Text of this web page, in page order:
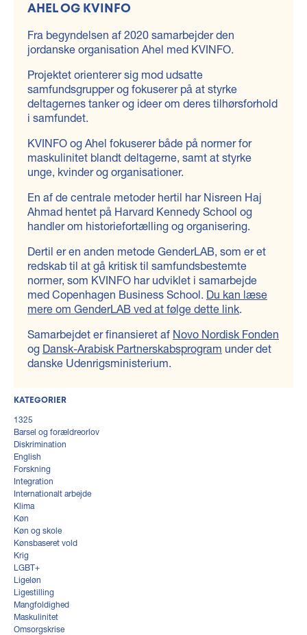
KATEGORIER
1325
Barsel og forældreorlov
Diskrimination
English
Forskning
Integration
Internationalt arbejde
Klima
Køn
Køn og skole
Kønsbaseret vold
Krig
LGBT+
Ligeløn
Ligestilling
Mangfoldighed
Maskulinitet
Omsorgskrise
AHEL OG KVINFO
Fra begyndelsen af 2020 samarbejder den
jordanske organisation Ahel med KVINFO.
Projektet orienterer sig mod udsatte
samfundsgrupper og fokuserer på at styrke
deltagernes tanker og ideer om deres tilhørsforhold
i samfundet.
KVINFO og Ahel fokuserer både på normer for
maskulinitet blandt deltagerne, samt at styrke
unge, kvinder og organisationer.
En af de centrale metoder hertil har Nisreen Haj
Ahmad hentet på Harvard Kennedy School og
handler om historiefortælling og organisering.
Dertil er en anden metode GenderLAB, som er et
redskab til at gå kritisk til samfundsbestemte
normer, som KVINFO har udviklet i samarbejde
med Copenhagen Business School. Du kan læse
mere om GenderLAB ved at følge dette link
Samarbejdet er finansieret af Novo Nordisk Fonden
og Dansk-Arabisk Partnerskabsprogram under det
danske Udenrigsministerium.